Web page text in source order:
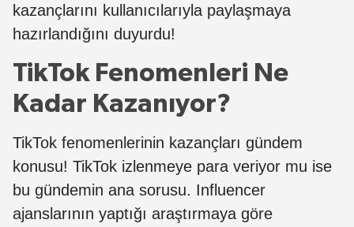
kazançlarını kullanıcılarıyla paylaşmaya
hazırlandığını duyurdu!
TikTok Fenomenleri Ne
Kadar Kazanıyor?
TikTok fenomenlerinin kazançları gündem
konusu! TikTok izlenmeye para veriyor mu ise
bu gündemin ana sorusu. Influencer
ajanslarının yaptığı araştırmaya göre